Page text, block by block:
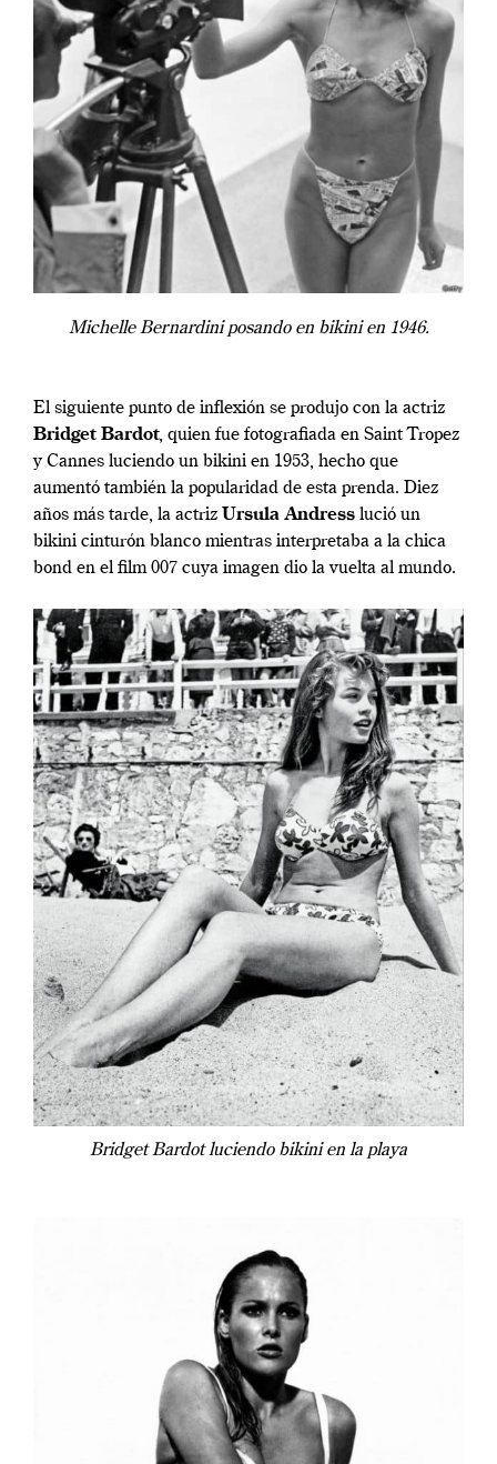
Michelle Bernardini posando en bikini en 1946.
El siguiente punto de inflexión se produjo con la actriz
Bridget Bardot, quien fue fotografiada en Saint Tropez
y Cannes luciendo un bikini en 1953, hecho que
aumentó también la popularidad de esta prenda. Diez
años más tarde, la actriz Ursula Andress lució un
bikini cinturón blanco mientras interpretaba a la chica
bond en el film 007 cuya imagen dio la vuelta al mundo.
Bridget Bardot luciendo bikini en la playa